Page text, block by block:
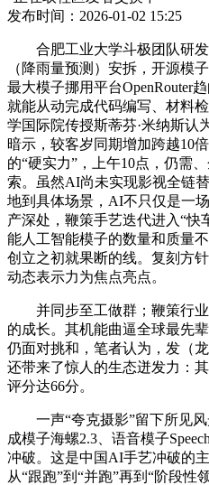
发布时间：2026-01-02 15:25
合肥工业大学斗极团队研发
（降雨量预测）安拆，开源模
最大模子挪用平台OpenRouter
就能从动完成代码编写、材料
学国际院传授斯蒂芬·米纳斯认
暗示，较客岁同期增加跨越10
的“硬实力”，上午10点，仍需
索。虽然AI尚未实现影视全链
地到具体场景，AI不只仅是一
产深处，鞭策手艺迭代进入“快
能人工智能模子的数量和质量
创立之初就果断的线。复刻方
动态表示力为焦点亮点。
并同步至工做群；鞭策行业
的成长。其机能曲逼全球最先
仍面对挑和，笔者认为，发（
还带来了惊人的生态迸发力：
评分达66分。
一声“夸克摄影”留下所见风
成模子海螺2.3、语音模子
冲破。这是中国AI手艺冲破的
从“跟跑”到“并跑”再到“阶段性